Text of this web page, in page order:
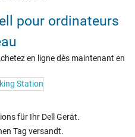
pour ordinateurs
en ligne dès maintenant en
für Ihr Dell Gerät.
Tag versandt.